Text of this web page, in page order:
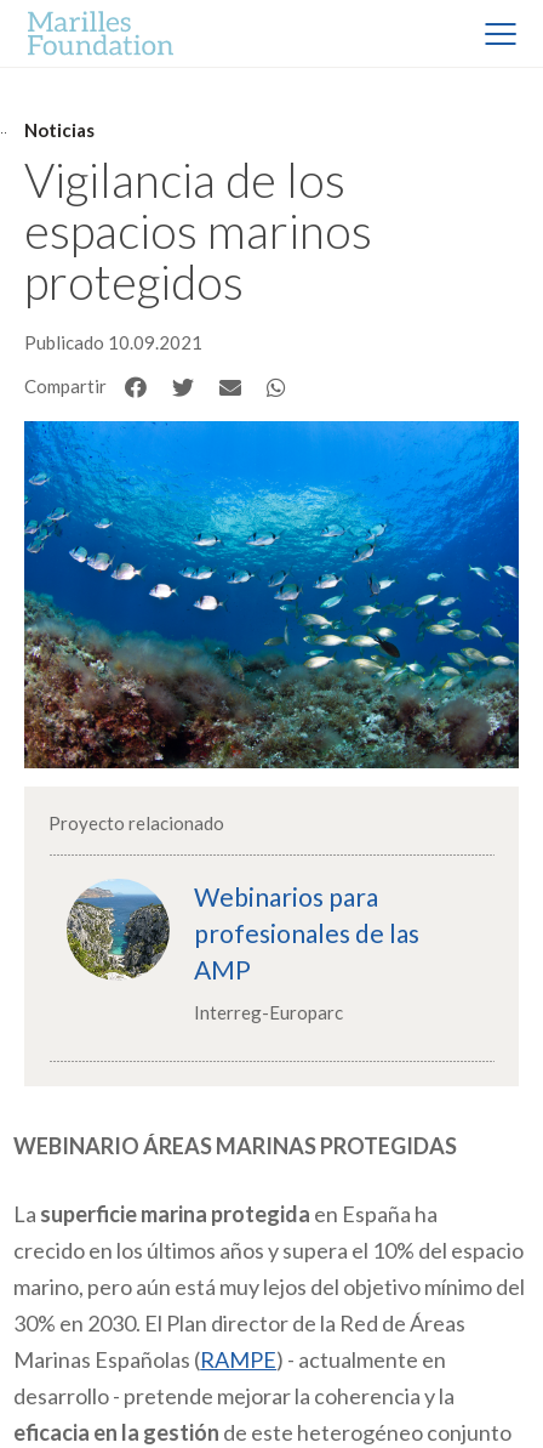
Noticias
Vigilancia de los
espacios marinos
protegidos
Publicado 10.09.2021
Compartir
Proyecto relacionado
Webinarios para
profesionales de las
AMP
Interreg-Europarc
WEBINARIO ÁREAS MARINAS PROTEGIDAS
La superficie marina protegida en España ha
crecido en los últimos años y supera el 10% del espacio
marino, pero aún está muy lejos del objetivo mínimo del
30% en 2030. El Plan director de la Red de Áreas
Marinas Españolas (RAMPE) - actualmente en
desarrollo - pretende mejorar la coherencia y la
eficacia en la gestión de este heterogéneo conjunto